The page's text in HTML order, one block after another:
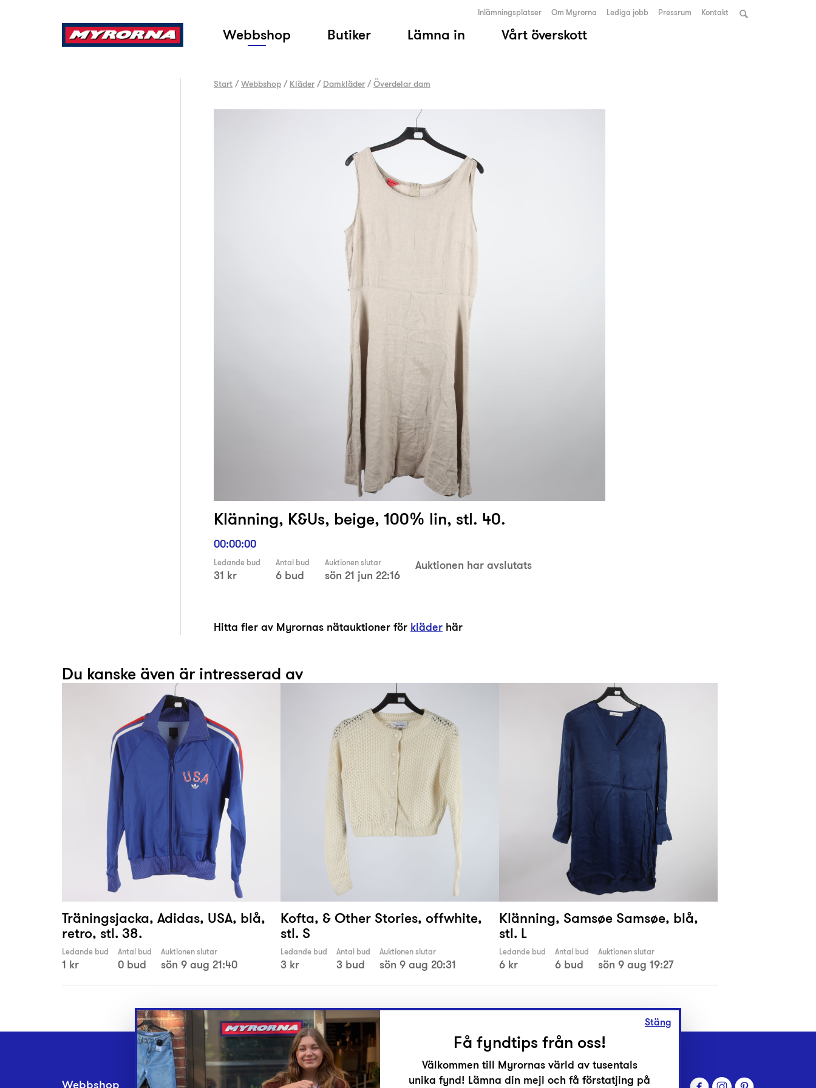
Webbshop Butiker Lämna in Vårt överskott
Inlämningsplatser Om Myrorna Lediga jobb Pressrum Kontakt
Start /Webbshop / Kläder / Damkläder /Överdelar dam
Klänning, K&Us, beige, 100% lin, stl. 40.
00:00:00
Ledande bud
31 kr
Antal bud
6 bud
Auktionen slutar
sön 21 jun 22:16
Auktionen har avslutats
Hitta fler av Myrornas nätauktioner för kläder här
Du kanske även är intresserad av
Träningsjacka, Adidas, USA, blå,
retro, stl. 38.
Ledande bud
1 kr
Antal bud
0 bud
Auktionen slutar
sön 9 aug 21:40
Kofta, & Other Stories, offwhite,
stl. S
Ledande bud
3 kr
Antal bud
3 bud
Auktionen slutar
sön 9 aug 20:31
Klänning, Samsøe Samsøe, blå,
stl. L
Ledande bud
6 kr
Antal bud
6 bud
Auktionen slutar
sön 9 aug 19:27
Stäng
Få fyndtips från oss!
Välkommen till Myrornas värld av tusentals
unika fynd! Lämna din mejl och få förstatjing på